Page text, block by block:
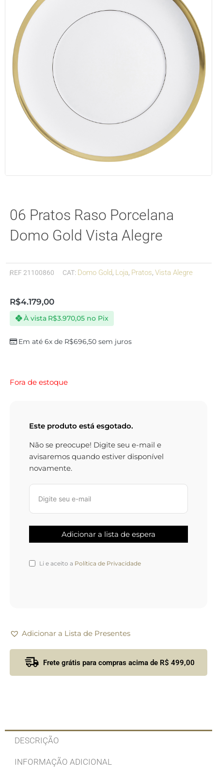
06 Pratos Raso Porcelana
Domo Gold Vista Alegre
REF 21100860 CAT: Domo Gold, Loja, Pratos, Vista Alegre
R$4.179,00
Em até 6x de R$696,50 sem juros
À vista R$3.970,05 no Pix
Fora de estoque
Este produto está esgotado.
Não se preocupe! Digite seu e-mail e
avisaremos quando estiver disponível
novamente.
Li e aceito a Política de Privacidade
Adicionar a Lista de Presentes
Frete grátis para compras acima de R$ 499,00
DESCRIÇÃO
INFORMAÇÃO ADICIONAL